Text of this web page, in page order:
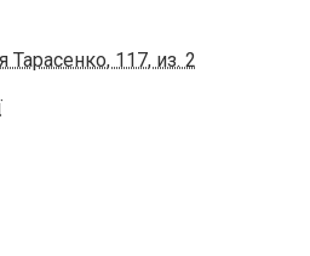
Тарасенко, 117, из. 2